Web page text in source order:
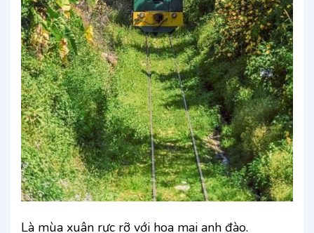
Là mùa xuân rực rỡ với hoa mai anh đào.